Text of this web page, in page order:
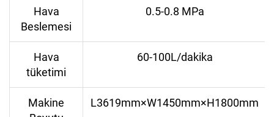
Hava
Beslemesi
0.5-0.8 MPa
Hava
tüketimi
60-100L/dakika
Makine
L3619mm×W1450mm×H1800mm